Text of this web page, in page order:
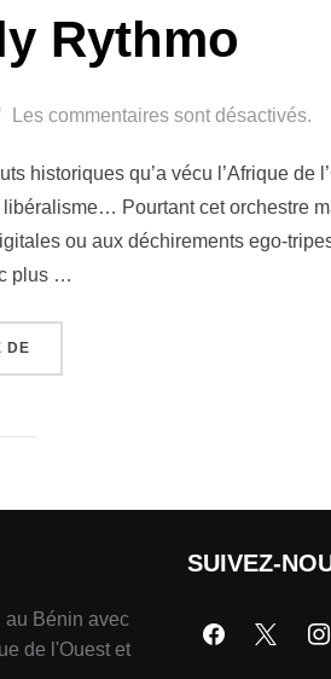
Rythmo
Les commentaires sont désactivés.
historiques qu’a vécu l’Afrique de
Pourtant cet orchestre
ou aux déchirements ego-
plus …
DE
au Bénin avec
de l'Ouest et
SUIVEZ-